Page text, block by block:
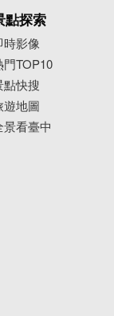
當地居民外出
Ｄ彩繪深受大
點探索
時影像
門TOP10
點快搜
遊地圖
景看臺中